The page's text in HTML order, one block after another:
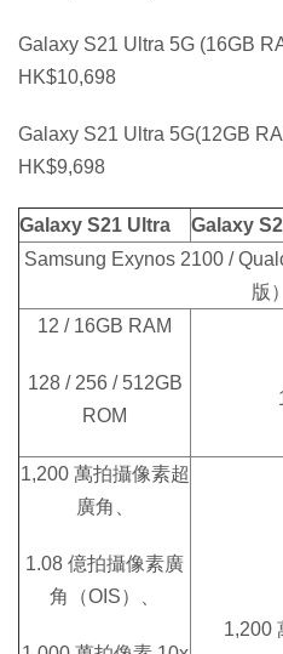
Galaxy S21 Ultra 5G (16GB
HK$10,698
Galaxy S21 Ultra 5G(12GB
HK$9,698
Galaxy S21 Ultra Galaxy
Samsung Exynos 2100 /
版）
12 / 16GB RAM
128 / 256 / 512GB
ROM
1,200 萬拍攝像素超
廣角、
1.08 億拍攝像素廣
角（OIS）、
1,200